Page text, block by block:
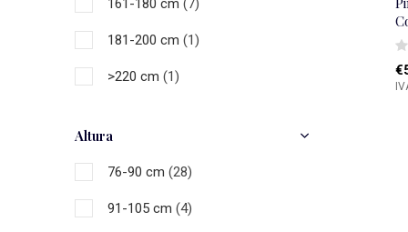
161-180 cm (7)
181-200 cm (1)
>220 cm (1)
Altura
76-90 cm (28)
91-105 cm (4)